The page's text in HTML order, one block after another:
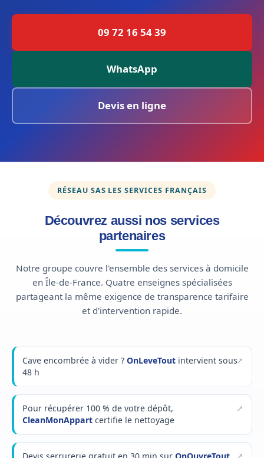
09 72 16 54 39
WhatsApp
Devis en ligne
RÉSEAU SAS LES SERVICES FRANÇAIS
Découvrez aussi nos services
partenaires
Notre groupe couvre l'ensemble des services à domicile
en Île-de-France. Quatre enseignes spécialisées
partageant la même exigence de transparence tarifaire
et d'intervention rapide.
Cave encombrée à vider ? OnLeveToutintervient sous
48 h
Pour récupérer 100 % de votre dépôt,
CleanMonAppartcertifie le nettoyage